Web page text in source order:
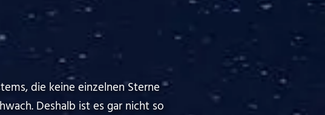
die keine einzelnen Sterne
Deshalb ist es gar nicht so